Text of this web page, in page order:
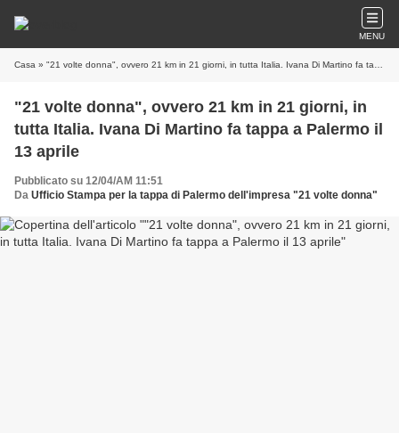
MENU
Casa » "21 volte donna", ovvero 21 km in 21 giorni, in tutta Italia. Ivana Di Martino fa tappa a Palermo il 13 aprile
"21 volte donna", ovvero 21 km in 21 giorni, in
tutta Italia. Ivana Di Martino fa tappa a Palermo il
13 aprile
Pubblicato su 12/04/AM 11:51
Da Ufficio Stampa per la tappa di Palermo dell'impresa "21 volte donna"